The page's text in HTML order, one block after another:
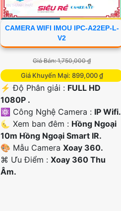
CAMERA WIFI IMOU IPC-A22EP-L-
V2
Giá Bán: 1,750,000 ₫
Giá Khuyến Mại: 899,000 ₫
️⚡ Độ Phân giải : FULL HD
1080P .
⚛️ Công Nghệ Camera : IP Wifi.
🌜 Xem ban đêm : Hồng Ngoại
10m Hồng Ngoại Smart IR.
🎨 Mẫu CameraXoay 360.
️⌘ Ưu Điểm :Xoay 360 Thu
Âm.